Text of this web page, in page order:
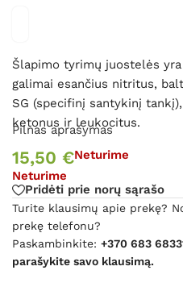
Šlapimo tyrimų juostelės
galimai esančius nitritus,
SG (specifinį santykinį
ketonus ir leukocitus.
Pilnas aprašymas
15,50 €Neturime
Neturime
Pridėti prie norų sąrašo
Turite klausimų apie prekę?
prekę telefonu?
Paskambinkite: +370 683
parašykite savo klausimą.